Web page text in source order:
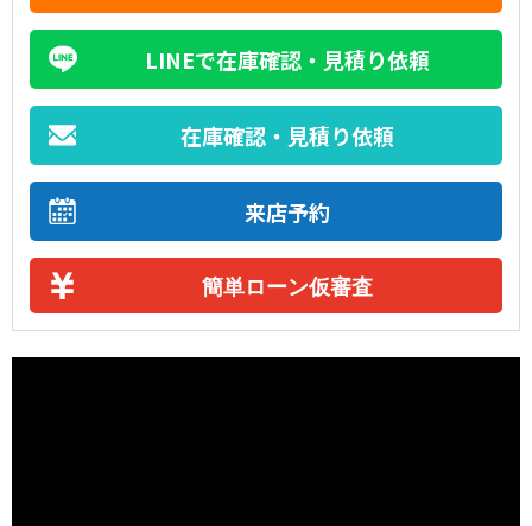
LINEで在庫確認・見積り依頼
在庫確認・見積り依頼
来店予約
簡単ローン仮審査